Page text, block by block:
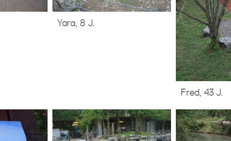
Yara, 8 J.
Fred, 43 J.